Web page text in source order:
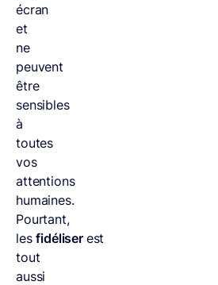
écran
et
ne
peuvent
être
sensibles
à
toutes
vos
attentions
humaines.
Pourtant,
lesfidéliser est
tout
aussi